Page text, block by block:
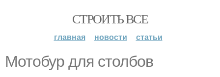
СТРОИТЬ ВСЕ
главная новости статьи
Мотобур для столбов